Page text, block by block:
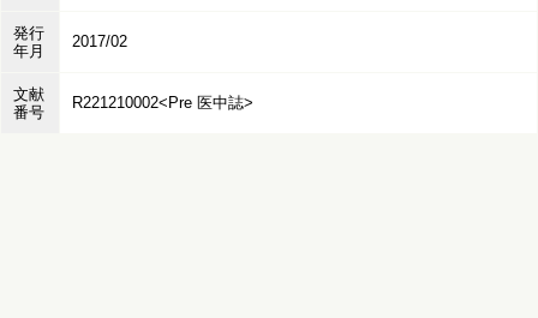
発行
年月
2017/02
文献
番号
R221210002<Pre 医中誌>